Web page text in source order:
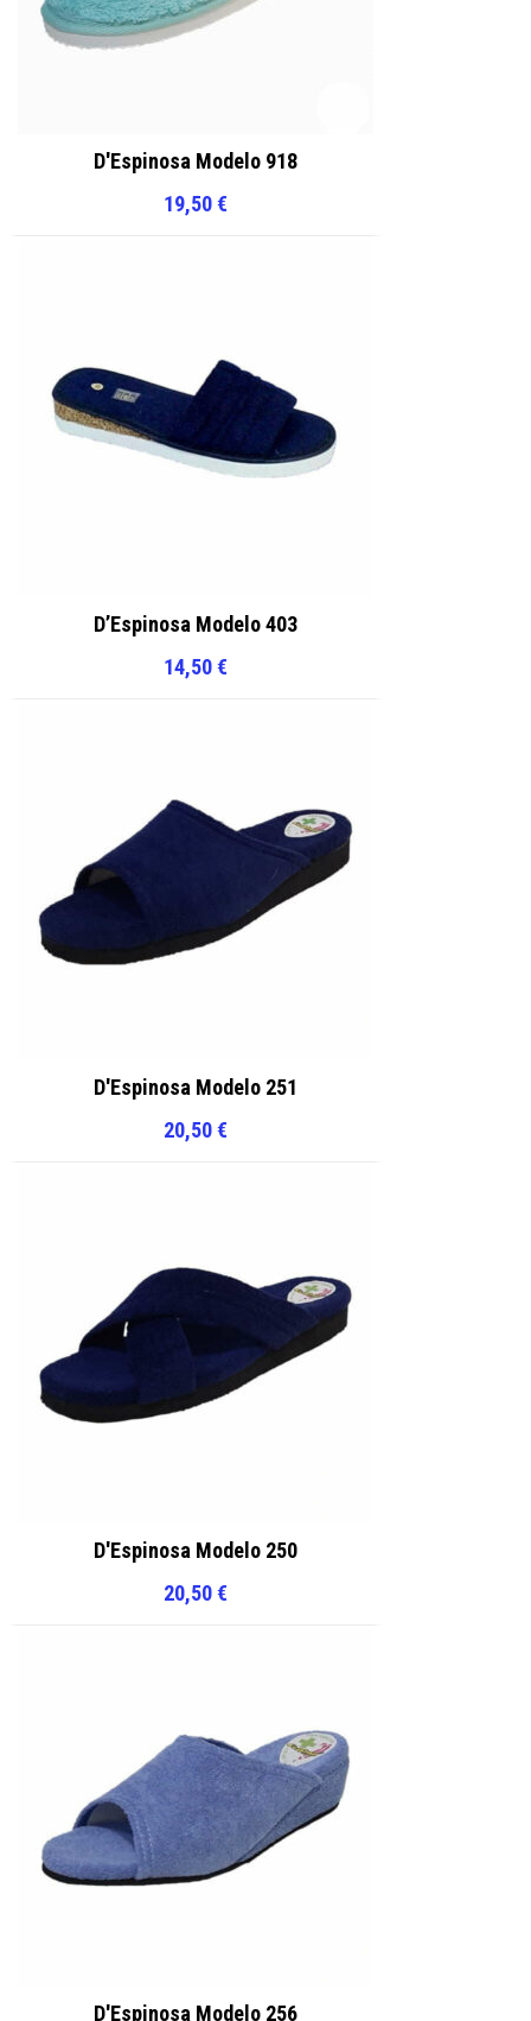
D'Espinosa Modelo 918
19,50€
D’Espinosa Modelo 403
14,50€
D'Espinosa Modelo 251
20,50€
D'Espinosa Modelo 250
20,50€
D'Espinosa Modelo 256